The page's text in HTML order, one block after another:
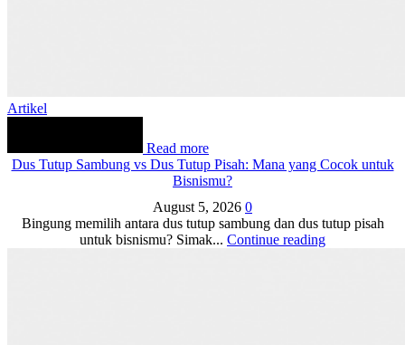
Artikel
Read more
Dus Tutup Sambung vs Dus Tutup Pisah: Mana yang Cocok untuk
Bisnismu?
August 5, 2026 0
Bingung memilih antara dus tutup sambung dan dus tutup pisah
untuk bisnismu? Simak... Continue reading